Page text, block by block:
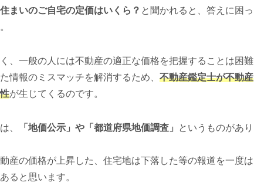
まいのご自宅の定価はいくら？ と聞かれると、答えに困っ
、一般の人には不動産の適正な価格を把握することは困難
情報のミスマッチを解消するため、 不動産鑑定士が不動産
が生じてくるのです。
、 「地価公示」や「都道府県地価調査」
というものがあり
産の価格が上昇した、住宅地は下落した等の報道を一度は
ると思います。